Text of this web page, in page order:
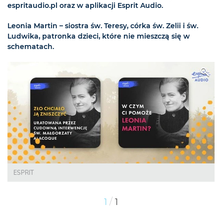
espritaudio.pl oraz w aplikacji Esprit Audio.
Leonia Martin – siostra św. Teresy, córka św. Zelii i św.
Ludwika, patronka dzieci, które nie mieszczą się w
schematach.
ESPRIT
1 / 1